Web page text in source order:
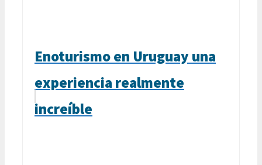
Enoturismo en Uruguay una
experiencia realmente
increíble